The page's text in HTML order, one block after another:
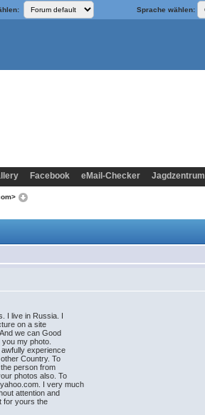
Sprache wählen:
Facebook eMail-Checker Jagdzentrum
I live in Russia. I
on a site
we can Good
my photo.
experience
Country. To
person from
photos also. To
I very much
attention and
for yours the